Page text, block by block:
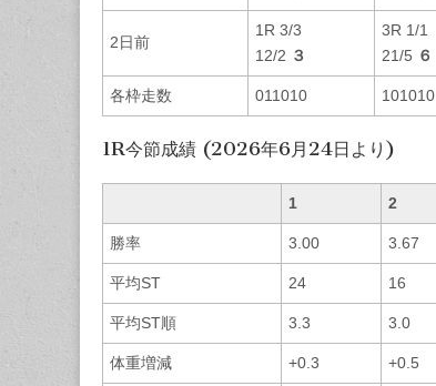
2日前
1R 3/3
12/2 ３
3R 1/1
21/5 ６
各枠走数 011010 101010
1R今節成績 (2026年6月24日より)
1 2
勝率 3.00 3.67
平均ST 24 16
平均ST順 3.3 3.0
体重増減 +0.3 +0.5